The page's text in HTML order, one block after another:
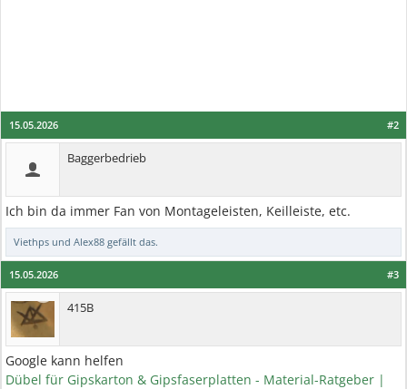
#2
15.05.2026
Baggerbedrieb
Ich bin da immer Fan von Montageleisten, Keilleiste, etc.
Viethps und Alex88 gefällt das.
#3
15.05.2026
415B
Google kann helfen
Dübel für Gipskarton & Gipsfaserplatten - Material-Ratgeber |